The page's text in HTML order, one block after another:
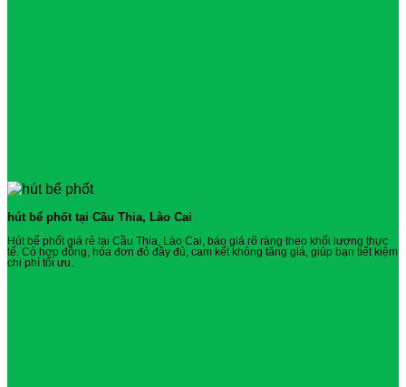
hút bể phốt tại Cầu Thia, Lào Cai
Hút bể phốt giá rẻ tại Cầu Thia, Lào Cai, báo giá rõ ràng theo khối lượng thực
tế. Có hợp đồng, hóa đơn đỏ đầy đủ, cam kết không tăng giá, giúp bạn tiết kiệm
chi phí tối ưu.